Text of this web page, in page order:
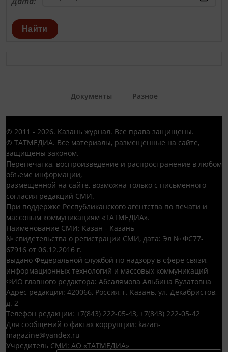
Найти
Документы Разное
© 2011 - 2026. Казань журнал. Все права защищены.
© ТАТМЕДИА. Все материалы, размещенные на сайте,
защищены законом.
Перепечатка, воспроизведение и распространение в любом
объеме информации,
размещенной на сайте, возможна только с письменного
согласия редакций СМИ.
При поддержке Республиканского агентства по печати и
массовым коммуникациям «ТАТМЕДИА».
Наименование СМИ: Казан - Казань
№ свидетельства о регистрации СМИ, дата: Эл № ФС77-
67916 от 06.12.2016 г.
выдано Федеральной службой по надзору в сфере связи,
информационных технологий и массовых коммуникаций
ФИО главного редактора: Абсалямова Альбина Булатовна
Адрес редакции: 420066, Россия, г. Казань, ул. Декабристов,
д. 2
Телефон редакции: +7(843) 222-05-43, +7(843) 222-05-42
Для сообщений о фактах коррупции: kazan-
magazine@yandex.ru
Учредитель СМИ: АО «ТАТМЕДИА»